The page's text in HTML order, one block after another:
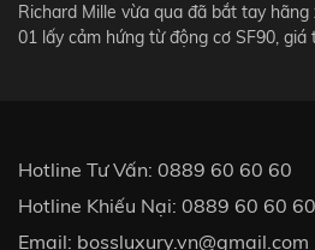
Richard Mille vừa qua đã bắt tay
01 lấy cảm hứng từ động cơ SF90, giá
Hotline Tư Vấn: 0889 60 60 60
Hotline Khiếu Nại: 0889 60 60 60
Email: bossluxury.vn@gmail.com